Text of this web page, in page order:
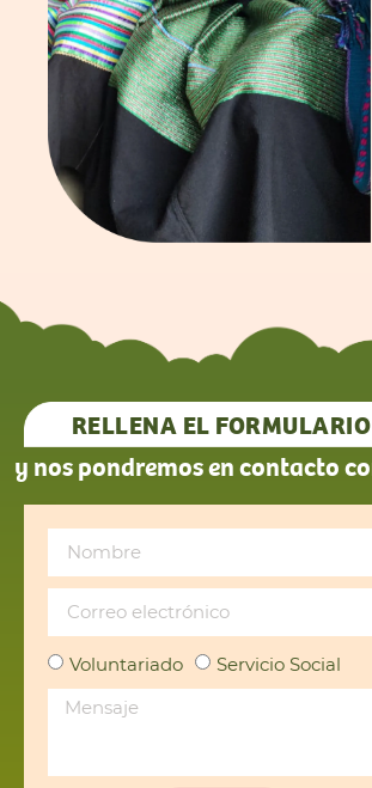
RELLENA EL FORMULARIO
y nos pondremos en contacto
Voluntariado Servicio Social